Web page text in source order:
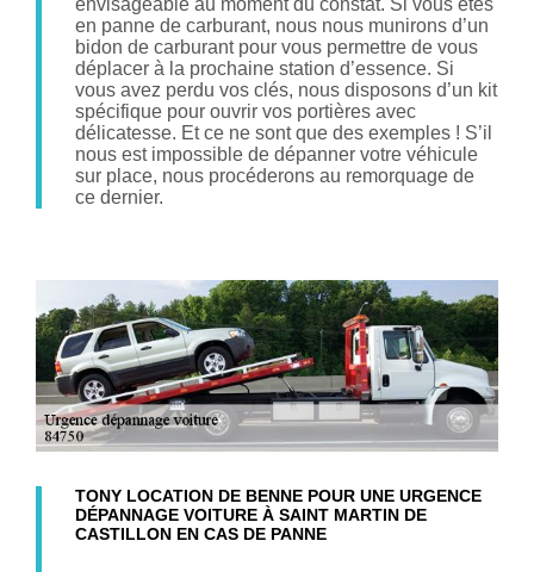
en panne de carburant, nous nous munirons d’un
bidon de carburant pour vous permettre de vous
déplacer à la prochaine station d’essence. Si
vous avez perdu vos clés, nous disposons d’un kit
spécifique pour ouvrir vos portières avec
délicatesse. Et ce ne sont que des exemples ! S’il
nous est impossible de dépanner votre véhicule
sur place, nous procéderons au remorquage de
ce dernier.
TONY LOCATION DE BENNE POUR UNE URGENCE
DÉPANNAGE VOITURE À SAINT MARTIN DE
CASTILLON EN CAS DE PANNE